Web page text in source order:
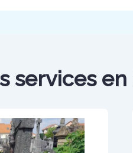
services